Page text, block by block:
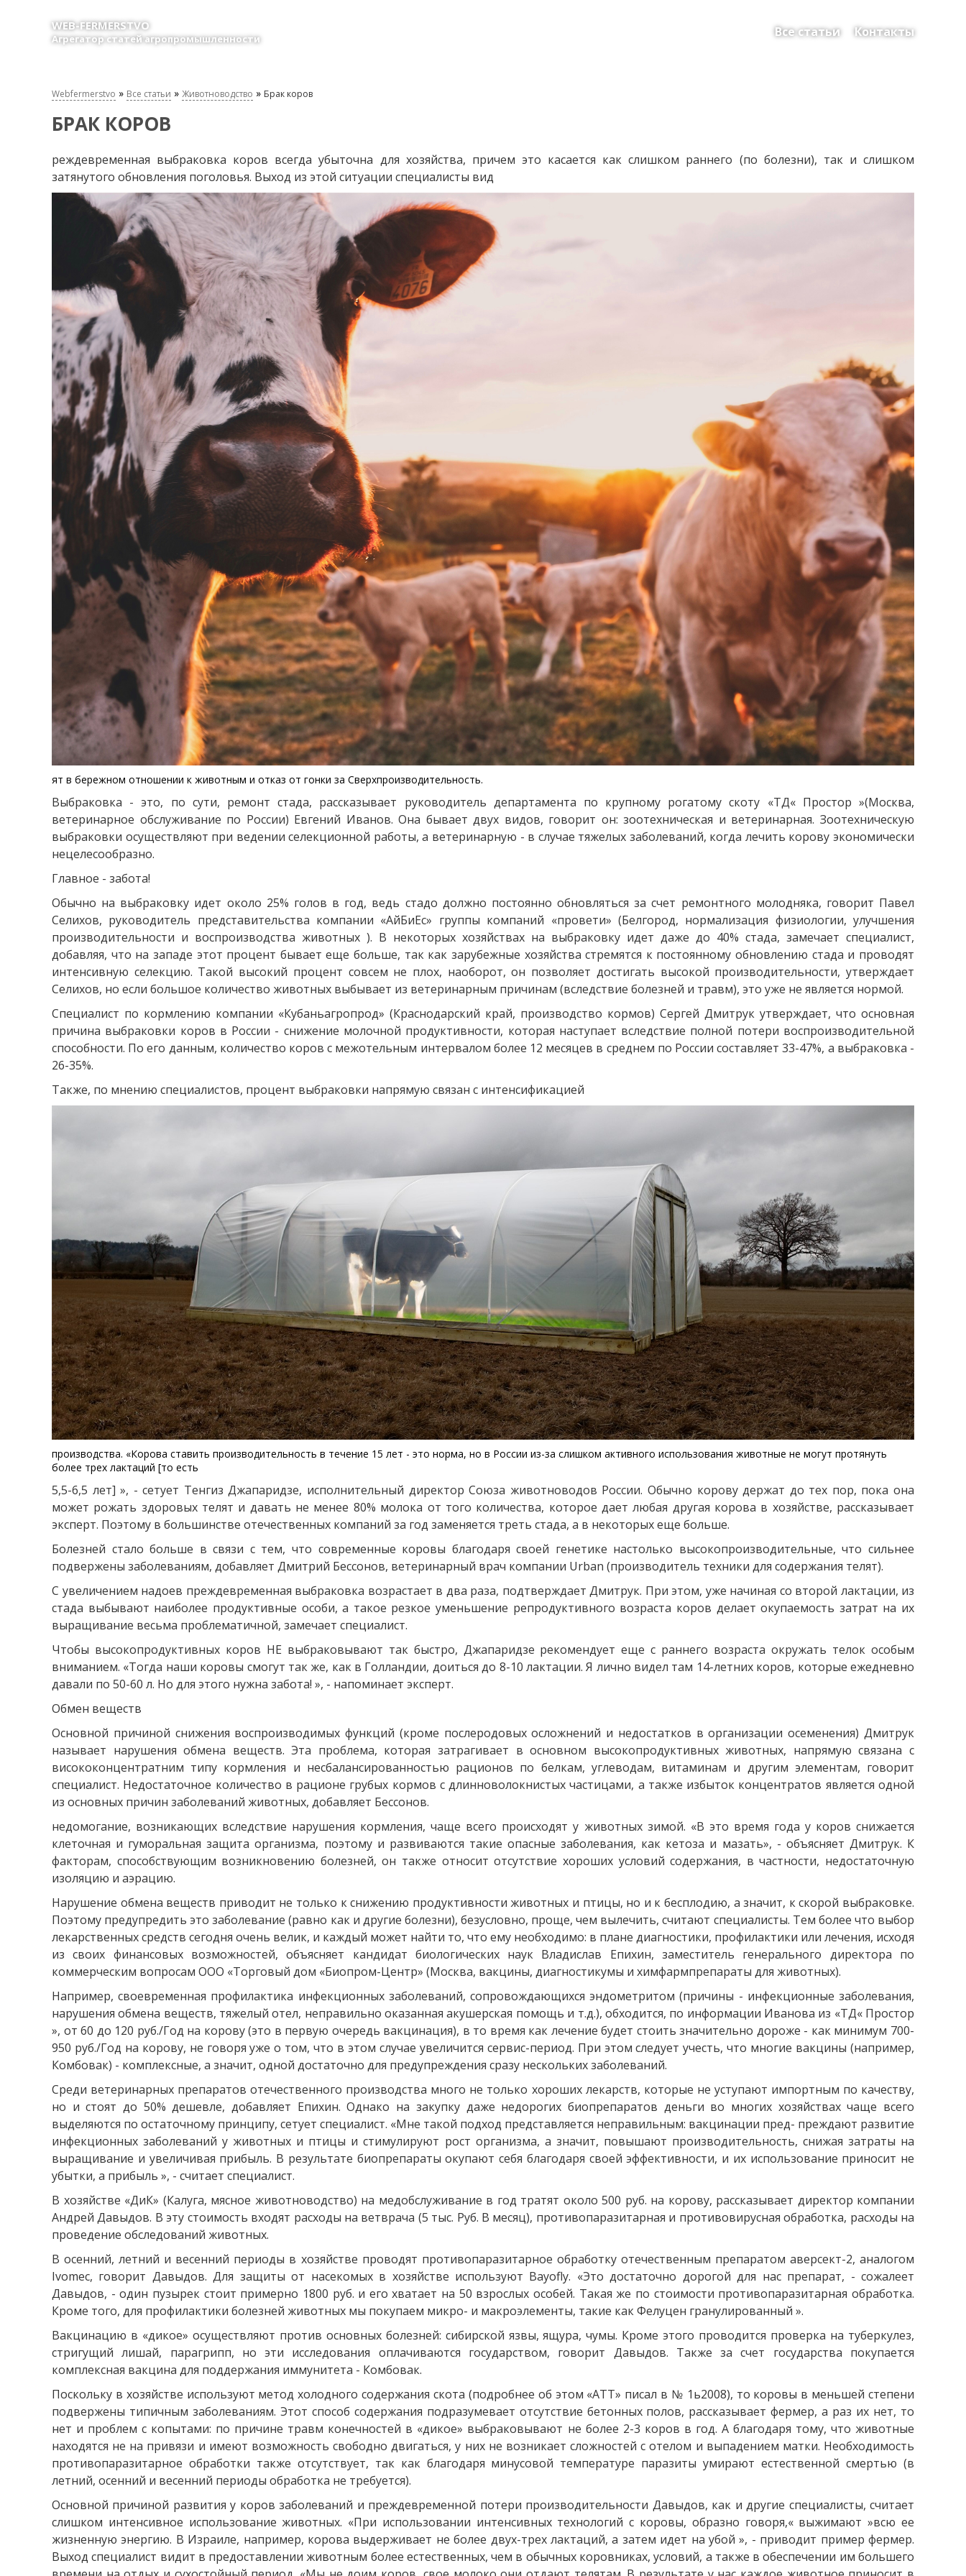
WEB-FERMERSTVO
Агрегатор статей агропромышленности Все статьи Контакты
Webfermerstvo » Все статьи » Животноводство » Брак коров
БРАК КОРОВ
реждевременная выбраковка коров всегда убыточна для хозяйства, причем это касается как слишком раннего (по болезни), так и слишком
затянутого обновления поголовья. Выход из этой ситуации специалисты вид
ят в бережном отношении к животным и отказ от гонки за Сверхпроизводительность.
Выбраковка - это, по сути, ремонт стада, рассказывает руководитель департамента по крупному рогатому скоту «ТД« Простор »(Москва,
ветеринарное обслуживание по России) Евгений Иванов. Она бывает двух видов, говорит он: зоотехническая и ветеринарная. Зоотехническую
выбраковки осуществляют при ведении селекционной работы, а ветеринарную - в случае тяжелых заболеваний, когда лечить корову экономически
нецелесообразно.
Главное - забота!
Обычно на выбраковку идет около 25% голов в год, ведь стадо должно постоянно обновляться за счет ремонтного молодняка, говорит Павел
Селихов, руководитель представительства компании «АйБиЕс» группы компаний «провети» (Белгород, нормализация физиологии, улучшения
производительности и воспроизводства животных ). В некоторых хозяйствах на выбраковку идет даже до 40% стада, замечает специалист,
добавляя, что на западе этот процент бывает еще больше, так как зарубежные хозяйства стремятся к постоянному обновлению стада и проводят
интенсивную селекцию. Такой высокий процент совсем не плох, наоборот, он позволяет достигать высокой производительности, утверждает
Селихов, но если большое количество животных выбывает из ветеринарным причинам (вследствие болезней и травм), это уже не является нормой.
Специалист по кормлению компании «Кубаньагропрод» (Краснодарский край, производство кормов) Сергей Дмитрук утверждает, что основная
причина выбраковки коров в России - снижение молочной продуктивности, которая наступает вследствие полной потери воспроизводительной
способности. По его данным, количество коров с межотельным интервалом более 12 месяцев в среднем по России составляет 33-47%, а выбраковка -
26-35%.
Также, по мнению специалистов, процент выбраковки напрямую связан с интенсификацией
производства. «Корова ставить производительность в течение 15 лет - это норма, но в России из-за слишком активного использования животные не могут протянуть
более трех лактаций [то есть
5,5-6,5 лет] », - сетует Тенгиз Джапаридзе, исполнительный директор Союза животноводов России. Обычно корову держат до тех пор, пока она
может рожать здоровых телят и давать не менее 80% молока от того количества, которое дает любая другая корова в хозяйстве, рассказывает
эксперт. Поэтому в большинстве отечественных компаний за год заменяется треть стада, а в некоторых еще больше.
Болезней стало больше в связи с тем, что современные коровы благодаря своей генетике настолько высокопроизводительные, что сильнее
подвержены заболеваниям, добавляет Дмитрий Бессонов, ветеринарный врач компании Urban (производитель техники для содержания телят).
С увеличением надоев преждевременная выбраковка возрастает в два раза, подтверждает Дмитрук. При этом, уже начиная со второй лактации, из
стада выбывают наиболее продуктивные особи, а такое резкое уменьшение репродуктивного возраста коров делает окупаемость затрат на их
выращивание весьма проблематичной, замечает специалист.
Чтобы высокопродуктивных коров НЕ выбраковывают так быстро, Джапаридзе рекомендует еще с раннего возраста окружать телок особым
вниманием. «Тогда наши коровы смогут так же, как в Голландии, доиться до 8-10 лактации. Я лично видел там 14-летних коров, которые ежедневно
давали по 50-60 л. Но для этого нужна забота! », - напоминает эксперт.
Обмен веществ
Основной причиной снижения воспроизводимых функций (кроме послеродовых осложнений и недостатков в организации осеменения) Дмитрук
называет нарушения обмена веществ. Эта проблема, которая затрагивает в основном высокопродуктивных животных, напрямую связана с
висококонцентратним типу кормления и несбалансированностью рационов по белкам, углеводам, витаминам и другим элементам, говорит
специалист. Недостаточное количество в рационе грубых кормов с длинноволокнистых частицами, а также избыток концентратов является одной
из основных причин заболеваний животных, добавляет Бессонов.
недомогание, возникающих вследствие нарушения кормления, чаще всего происходят у животных зимой. «В это время года у коров снижается
клеточная и гуморальная защита организма, поэтому и развиваются такие опасные заболевания, как кетоза и мазать», - объясняет Дмитрук. К
факторам, способствующим возникновению болезней, он также относит отсутствие хороших условий содержания, в частности, недостаточную
изоляцию и аэрацию.
Нарушение обмена веществ приводит не только к снижению продуктивности животных и птицы, но и к бесплодию, а значит, к скорой выбраковке.
Поэтому предупредить это заболевание (равно как и другие болезни), безусловно, проще, чем вылечить, считают специалисты. Тем более что выбор
лекарственных средств сегодня очень велик, и каждый может найти то, что ему необходимо: в плане диагностики, профилактики или лечения, исходя
из своих финансовых возможностей, объясняет кандидат биологических наук Владислав Епихин, заместитель генерального директора по
коммерческим вопросам ООО «Торговый дом «Биопром-Центр» (Москва, вакцины, диагностикумы и химфармпрепараты для животных).
Например, своевременная профилактика инфекционных заболеваний, сопровождающихся эндометритом (причины - инфекционные заболевания,
нарушения обмена веществ, тяжелый отел, неправильно оказанная акушерская помощь и т.д.), обходится, по информации Иванова из «ТД« Простор
», от 60 до 120 руб./Год на корову (это в первую очередь вакцинация), в то время как лечение будет стоить значительно дороже - как минимум 700-
950 руб./Год на корову, не говоря уже о том, что в этом случае увеличится сервис-период. При этом следует учесть, что многие вакцины (например,
Комбовак) - комплексные, а значит, одной достаточно для предупреждения сразу нескольких заболеваний.
Среди ветеринарных препаратов отечественного производства много не только хороших лекарств, которые не уступают импортным по качеству,
но и стоят до 50% дешевле, добавляет Епихин. Однако на закупку даже недорогих биопрепаратов деньги во многих хозяйствах чаще всего
выделяются по остаточному принципу, сетует специалист. «Мне такой подход представляется неправильным: вакцинации пред- преждают развитие
инфекционных заболеваний у животных и птицы и стимулируют рост организма, а значит, повышают производительность, снижая затраты на
выращивание и увеличивая прибыль. В результате биопрепараты окупают себя благодаря своей эффективности, и их использование приносит не
убытки, а прибыль », - считает специалист.
В хозяйстве «ДиК» (Калуга, мясное животноводство) на медобслуживание в год тратят около 500 руб. на корову, рассказывает директор компании
Андрей Давыдов. В эту стоимость входят расходы на ветврача (5 тыс. Руб. В месяц), противопаразитарная и противовирусная обработка, расходы на
проведение обследований животных.
В осенний, летний и весенний периоды в хозяйстве проводят противопаразитарное обработку отечественным препаратом аверсект-2, аналогом
Ivomeс, говорит Давыдов. Для защиты от насекомых в хозяйстве используют Вayofly. «Это достаточно дорогой для нас препарат, - сожалеет
Давыдов, - один пузырек стоит примерно 1800 руб. и его хватает на 50 взрослых особей. Такая же по стоимости противопаразитарная обработка.
Кроме того, для профилактики болезней животных мы покупаем микро- и макроэлементы, такие как Фелуцен гранулированный ».
Вакцинацию в «дикое» осуществляют против основных болезней: сибирской язвы, ящура, чумы. Кроме этого проводится проверка на туберкулез,
стригущий лишай, парагрипп, но эти исследования оплачиваются государством, говорит Давыдов. Также за счет государства покупается
комплексная вакцина для поддержания иммунитета - Комбовак.
Поскольку в хозяйстве используют метод холодного содержания скота (подробнее об этом «АТТ» писал в № 1ь2008), то коровы в меньшей степени
подвержены типичным заболеваниям. Этот способ содержания подразумевает отсутствие бетонных полов, рассказывает фермер, а раз их нет, то
нет и проблем с копытами: по причине травм конечностей в «дикое» выбраковывают не более 2-3 коров в год. А благодаря тому, что животные
находятся не на привязи и имеют возможность свободно двигаться, у них не возникает сложностей с отелом и выпадением матки. Необходимость
противопаразитарное обработки также отсутствует, так как благодаря минусовой температуре паразиты умирают естественной смертью (в
летний, осенний и весенний периоды обработка не требуется).
Основной причиной развития у коров заболеваний и преждевременной потери производительности Давыдов, как и другие специалисты, считает
слишком интенсивное использование животных. «При использовании интенсивных технологий с коровы, образно говоря,« выжимают »всю ее
жизненную энергию. В Израиле, например, корова выдерживает не более двух-трех лактаций, а затем идет на убой », - приводит пример фермер.
Выход специалист видит в предоставлении животным более естественных, чем в обычных коровниках, условий, а также в обеспечении им большего